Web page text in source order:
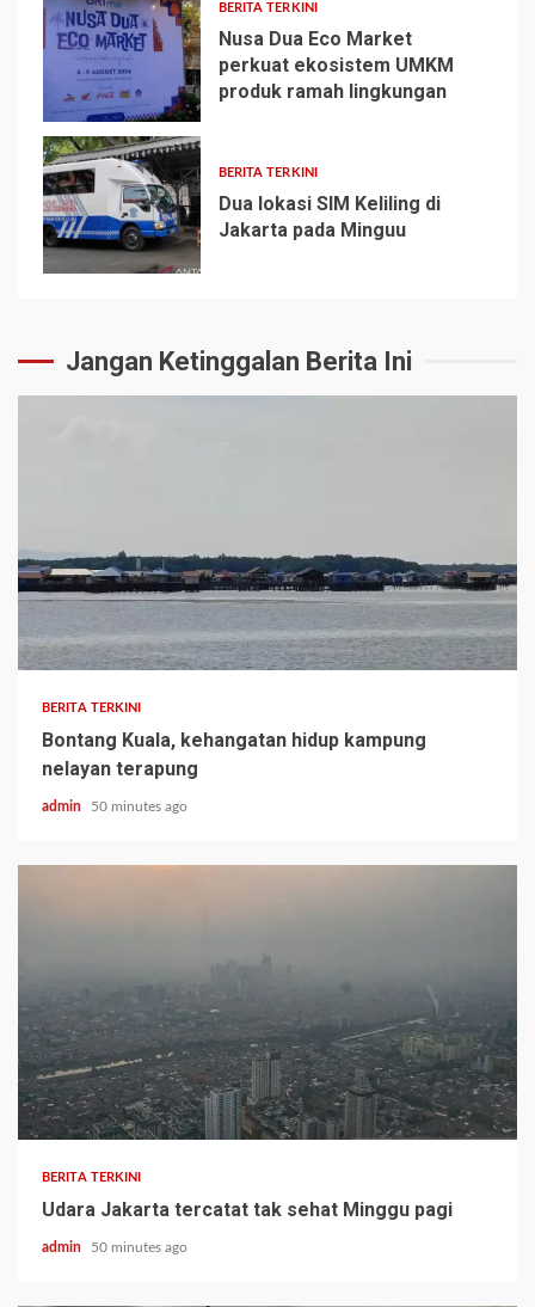
4
BERITA TERKINI
Nusa Dua Eco Market
perkuat ekosistem UMKM
produk ramah lingkungan
5
BERITA TERKINI
Dua lokasi SIM Keliling di
Jakarta pada Minguu
Jangan Ketinggalan Berita Ini
BERITA TERKINI
Bontang Kuala, kehangatan hidup kampung
nelayan terapung
admin 50 minutes ago
BERITA TERKINI
Udara Jakarta tercatat tak sehat Minggu pagi
admin 50 minutes ago